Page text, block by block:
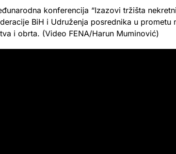
konferencija “Izazovi tržišta
BiH i Udruženja posrednika u
i obrta. (Video FENA/Harun Muminović)